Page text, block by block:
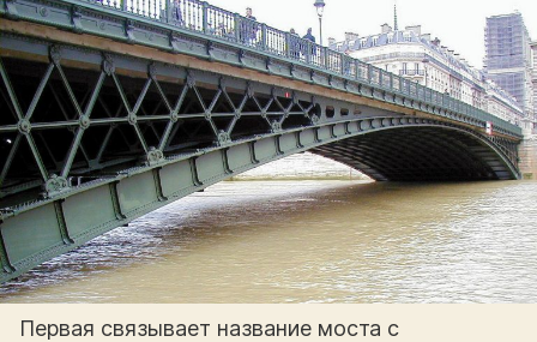
Первая связывает название моста с